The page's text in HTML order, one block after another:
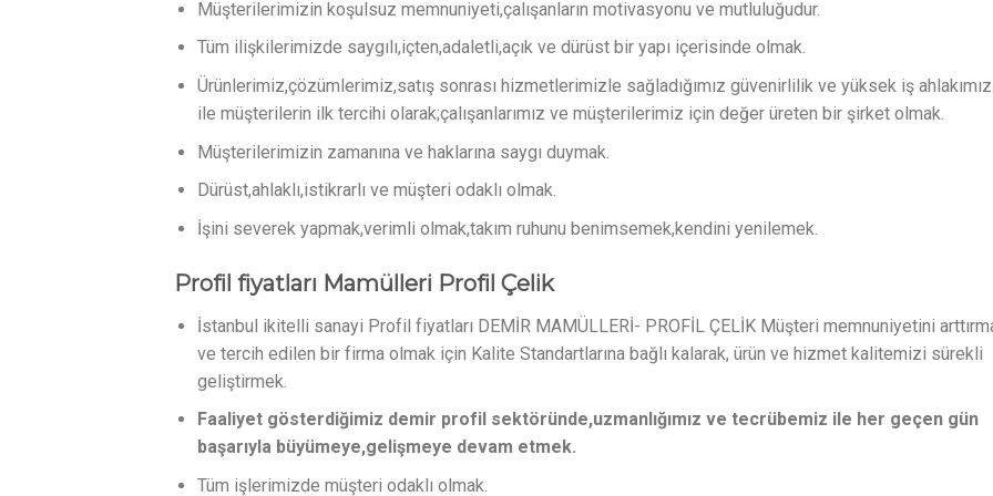
Müşterilerimizin koşulsuz memnuniyeti,çalışanların motivasyonu ve mutluluğudur.
Tüm ilişkilerimizde saygılı,içten,adaletli,açık ve dürüst bir yapı içerisinde olmak.
Ürünlerimiz,çözümlerimiz,satış sonrası hizmetlerimizle sağladığımız güvenirlilik ve yüksek iş ahlakımız
ile müşterilerin ilk tercihi olarak;çalışanlarımız ve müşterilerimiz için değer üreten bir şirket olmak.
Müşterilerimizin zamanına ve haklarına saygı duymak.
Dürüst,ahlaklı,istikrarlı ve müşteri odaklı olmak.
İşini severek yapmak,verimli olmak,takım ruhunu benimsemek,kendini yenilemek.
Profil fiyatları Mamülleri Profil Çelik
İstanbul ikitelli sanayi Profil fiyatları DEMİR MAMÜLLERİ- PROFİL ÇELİK Müşteri memnuniyetini
ve tercih edilen bir firma olmak için Kalite Standartlarına bağlı kalarak, ürün ve hizmet kalitemizi sürekli
geliştirmek.
Faaliyet gösterdiğimiz demir profil sektöründe,uzmanlığımız ve tecrübemiz ile her geçen gün
başarıyla büyümeye,gelişmeye devam etmek.
Tüm işlerimizde müşteri odaklı olmak.